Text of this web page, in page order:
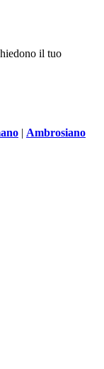
il tuo
| Ambrosiano